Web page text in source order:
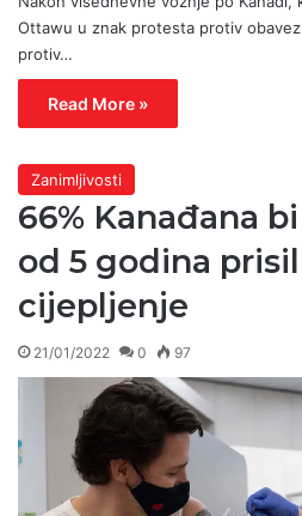
Ottawu u znak protesta protiv
protiv…
Read More »
Zanimljivosti
66% Kanađana
od 5 godina
cijepljenje
21/01/2022 0 97